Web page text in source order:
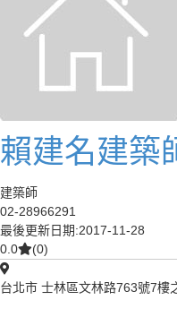
賴建名建築
建築師
02-28966291
最後更新日期:2017-11-28
0.0
(0)
台北市 士林區文林路763號7樓